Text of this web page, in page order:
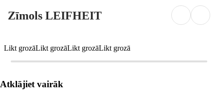
Zīmols LEIFHEIT
Likt grozāLikt grozāLikt grozāLikt grozā
Atklājiet vairāk